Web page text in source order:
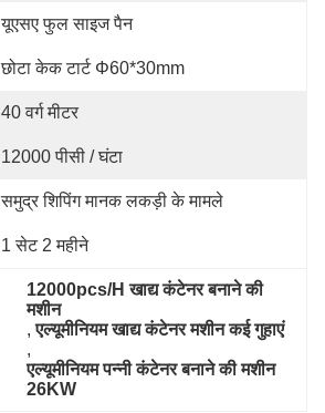
यूएसए फुल साइज पैन
छोटा केक टार्ट Φ60*30mm
40 वर्ग मीटर
12000 पीसी / घंटा
समुद्र शिपिंग मानक लकड़ी के मामले
1 सेट 2 महीने
12000pcs/H खाद्य कंटेनर बनाने की
मशीन
, एल्यूमीनियम खाद्य कंटेनर मशीन कई गुहाएं
,
एल्यूमीनियम पन्नी कंटेनर बनाने की मशीन
26KW